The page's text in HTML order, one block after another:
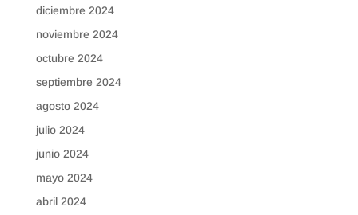
diciembre 2024
noviembre 2024
octubre 2024
septiembre 2024
agosto 2024
julio 2024
junio 2024
mayo 2024
abril 2024